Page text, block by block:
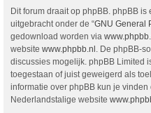
Dit forum draait op phpBB. phpBB
uitgebracht onder de “GNU General
gedownload worden via
website www.phpbb.nl . De phpBB-
discussies mogelijk. phpBB Limited
toegestaan of juist geweigerd als
informatie over phpBB kun je vinden
Nederlandstalige website